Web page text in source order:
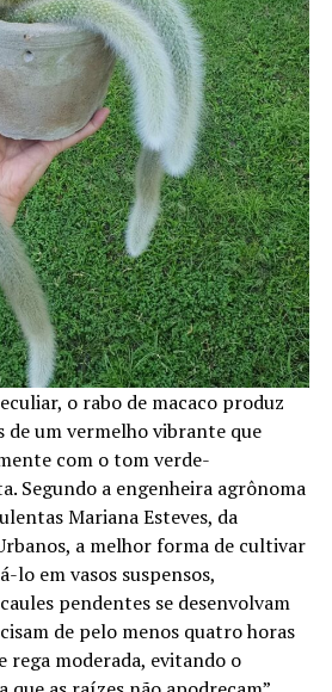
o rabo de macaco produz
de um vermelho vibrante que
com o tom verde-
Segundo a engenheira agrônoma
Mariana Esteves, da
a melhor forma de cultivar
lo em vasos suspensos,
pendentes se desenvolvam
de pelo menos quatro horas
rega moderada, evitando o